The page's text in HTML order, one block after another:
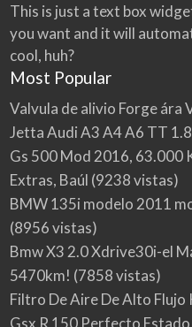
This is just a text box
you want and it will
cool, huh?
Most Popular
Valvula de alivio Forge ára
Jetta Audi A3 A4 A6 TT
Gs 500 Mod 2016, 63.000
Extras, Baúl (9238 vistas)
BMW 135i modelo 2011
(8956 vistas)
Bmw X3 2.0 Xdrive30i-el
5470km! (7858 vistas)
Filtro De Aire De Alto Flujo
Gsx R 150 Perfecto